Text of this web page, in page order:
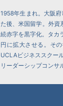
1958年生まれ。大阪
た後、米国留学。外資
続赤字を黒字化。タカ
円に拡大させる。そ
UCLAビジネススクー
リーダーシップコンサ